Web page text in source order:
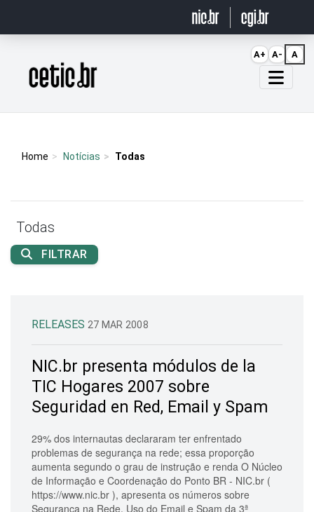
Página inicial
Home Notícias Todas
Todas
FILTRAR
RELEASES 27 MAR 2008
NIC.br presenta módulos de la
TIC Hogares 2007 sobre
Seguridad en Red, Email y Spam
29% dos internautas declararam ter enfrentado
problemas de segurança na rede; essa proporção
aumenta segundo o grau de instrução e renda O Núcleo
de Informação e Coordenação do Ponto BR - NIC.br (
https://www.nic.br ), apresenta os números sobre
Segurança na Rede, Uso do Email e Spam da 3ª
A+ A- A